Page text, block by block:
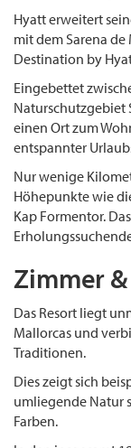
Hyatt erweitert
mit dem Sarena
Destination by
Eingebettet
Naturschutzgebiet
einen Ort zum
entspannter
Nur wenige
Höhepunkte wie
Kap Formentor.
Zimmer
Das Resort liegt
Mallorcas und
Traditionen.
Dies zeigt sich
umliegende Natur
Farben.